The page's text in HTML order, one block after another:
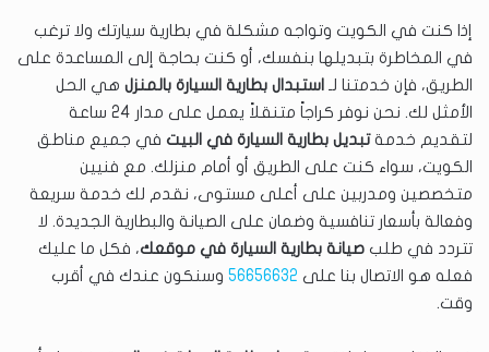
إذا كنت في الكويت وتواجه مشكلة في بطارية سيارتك ولا ترغب
في المخاطرة بتبديلها بنفسك، أو كنت بحاجة إلى المساعدة على
الطريق، فإن خدمتنا لـ
استبدال بطارية السيارة بالمنزل هي الحل
الأمثل لك. نحن نوفر كراجاً متنقلاً يعمل على مدار 24 ساعة
لتقديم خدمةتبديل بطارية السيارة في البيت في جميع مناطق
الكويت، سواء كنت على الطريق أو أمام منزلك. مع فنيين
متخصصين ومدربين على أعلى مستوى، نقدم لك خدمة سريعة
وفعالة بأسعار تنافسية وضمان على الصيانة والبطارية الجديدة. لا
تتردد في طلب صيانة بطارية السيارة في موقعك، فكل ما عليك
فعله هو الاتصال بنا على 56656632 وسنكون عندك في أقرب
وقت.